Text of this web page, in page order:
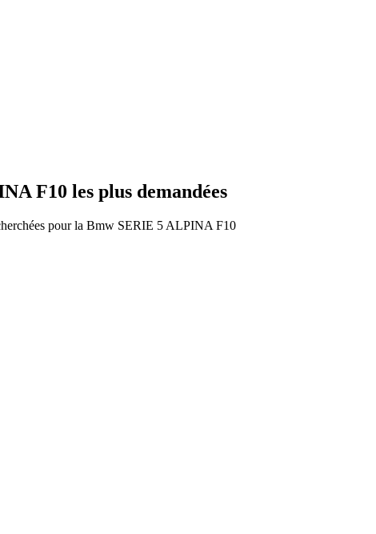
F10 les plus demandées
pour la Bmw SERIE 5 ALPINA F10